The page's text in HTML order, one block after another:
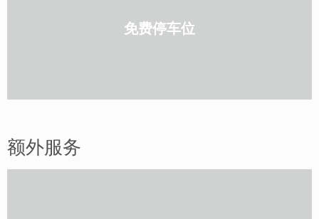
免费停车位
额外服务